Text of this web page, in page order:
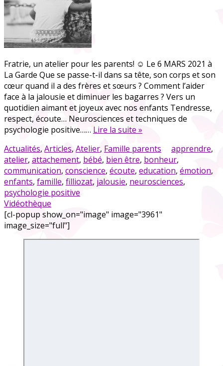
Fratrie, un atelier pour les parents! ☺ Le 6 MARS 2021 à
La Garde Que se passe-t-il dans sa tête, son corps et son
cœur quand il a des frères et sœurs ? Comment l’aider
face à la jalousie et diminuer les bagarres ? Vers un
quotidien aimant et joyeux avec nos enfants Tendresse,
respect, écoute… Neurosciences et techniques de
psychologie positive…… Lire la suite »
Actualités, Articles, Atelier, Famille parents apprendre,
atelier, attachement, bébé, bien être, bonheur,
communication, conscience, écoute, education, émotion,
enfants, famille, filliozat, jalousie, neurosciences,
psychologie positive
Vidéothèque
[cl-popup show_on="image" image="3961"
image_size="full"]